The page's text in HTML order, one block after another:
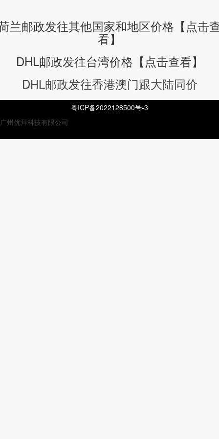
兰邮政发往其他国家和地区价格【点击
看】
DHL邮政发往台湾价格【点击查看】
DHL邮政发往香港澳门跟大陆同价
粤ICP备2022128500号-3
广州优拜科技有限公司